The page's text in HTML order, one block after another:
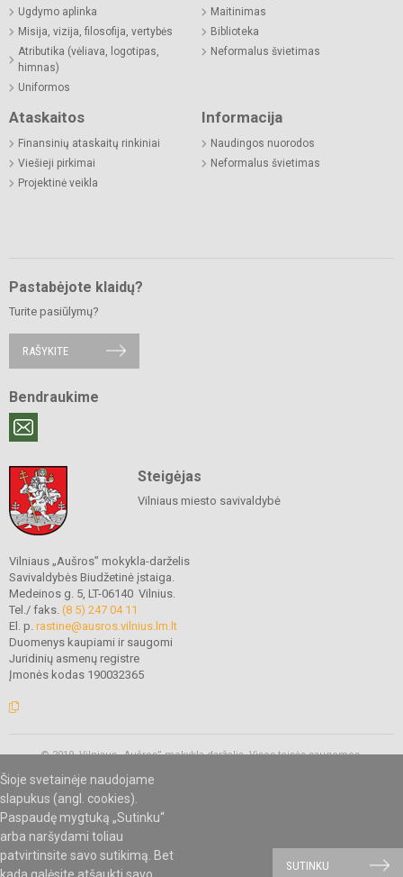
Šioje svetainėje naudojame
slapukus (angl. cookies).
Paspaudę mygtuką „Sutinku“
arba naršydami toliau
patvirtinsite savo sutikimą. Bet
SUTINKU
Ugdymo aplinka
Misija, vizija, filosofija, vertybės
Atributika (vėliava, logotipas,
himnas)
Uniformos
Maitinimas
Biblioteka
Neformalus švietimas
Ataskaitos
Finansinių ataskaitų rinkiniai
Viešieji pirkimai
Projektinė veikla
Informacija
Naudingos nuorodos
Neformalus švietimas
Pastabėjote klaidų?
Turite pasiūlymų?
RAŠYKITE
Bendraukime
Steigėjas
Vilniaus miesto savivaldybė
Vilniaus „Aušros” mokykla-darželis
Savivaldybės Biudžetinė įstaiga.
Medeinos g. 5, LT-06140 Vilnius.
Tel./ faks. (8 5) 247 04 11
El. p. rastine@ausros.vilnius.lm.lt
Duomenys kaupiami ir saugomi
Juridinių asmenų registre
Įmonės kodas 190032365
© 2019. Vilniaus „Aušros” mokykla-darželis. Visos teisės saugomos.
SVETAINESMOKYKLOMS.LT